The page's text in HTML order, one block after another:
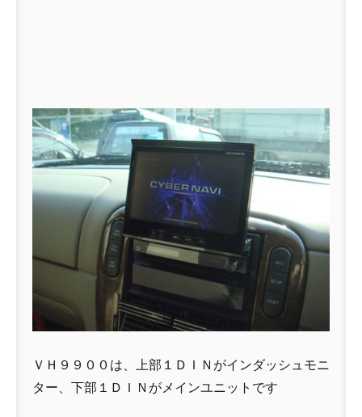
ＶＨ９９００は、上部１ＤＩＮがインダッシュモニ
ター、下部１ＤＩＮがメインユニットです